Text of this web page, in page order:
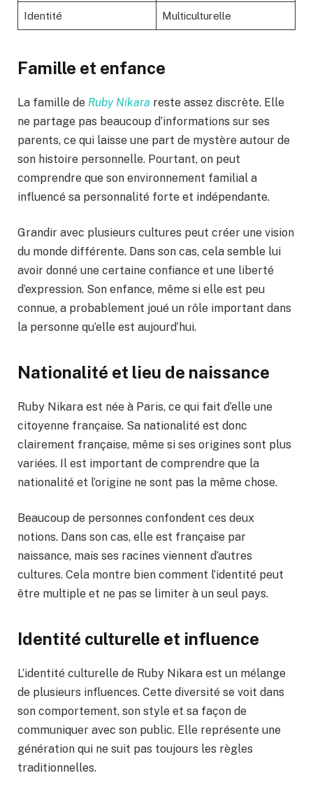
Identité Multiculturelle
Famille et enfance
La famille de Ruby Nikara reste assez discrète. Elle
ne partage pas beaucoup d’informations sur ses
parents, ce qui laisse une part de mystère autour de
son histoire personnelle. Pourtant, on peut
comprendre que son environnement familial a
influencé sa personnalité forte et indépendante.
Grandir avec plusieurs cultures peut créer une vision
du monde différente. Dans son cas, cela semble lui
avoir donné une certaine confiance et une liberté
d’expression. Son enfance, même si elle est peu
connue, a probablement joué un rôle important dans
la personne qu’elle est aujourd’hui.
Nationalité et lieu de naissance
Ruby Nikara est née à Paris, ce qui fait d’elle une
citoyenne française. Sa nationalité est donc
clairement française, même si ses origines sont plus
variées. Il est important de comprendre que la
nationalité et l’origine ne sont pas la même chose.
Beaucoup de personnes confondent ces deux
notions. Dans son cas, elle est française par
naissance, mais ses racines viennent d’autres
cultures. Cela montre bien comment l’identité peut
être multiple et ne pas se limiter à un seul pays.
Identité culturelle et influence
L’identité culturelle de Ruby Nikara est un mélange
de plusieurs influences. Cette diversité se voit dans
son comportement, son style et sa façon de
communiquer avec son public. Elle représente une
génération qui ne suit pas toujours les règles
traditionnelles.